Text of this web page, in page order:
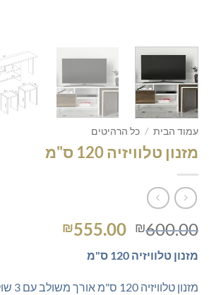
עמוד הבית / כל הרהיטים
מזנון טלוויזיה 120 ס"מ
₪600.00
המחיר
היה:
₪600.00.
₪555.00
מזנון טלוויזיה 120 ס"מ